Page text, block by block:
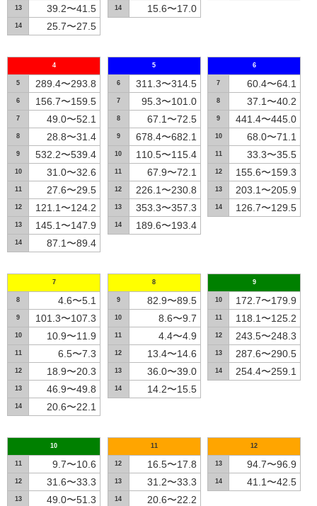
13 39.2〜41.5
14 25.7〜27.5
14 15.6〜17.0
4
5 289.4〜293.8
6 156.7〜159.5
7 49.0〜52.1
8 28.8〜31.4
9 532.2〜539.4
10 31.0〜32.6
11 27.6〜29.5
12 121.1〜124.2
13 145.1〜147.9
14 87.1〜89.4
5
6 311.3〜314.5
7 95.3〜101.0
8 67.1〜72.5
9 678.4〜682.1
10 110.5〜115.4
11 67.9〜72.1
12 226.1〜230.8
13 353.3〜357.3
14 189.6〜193.4
6
7 60.4〜64.1
8 37.1〜40.2
9 441.4〜445.0
10 68.0〜71.1
11 33.3〜35.5
12 155.6〜159.3
13 203.1〜205.9
14 126.7〜129.5
7
8 4.6〜5.1
9 101.3〜107.3
10 10.9〜11.9
11 6.5〜7.3
12 18.9〜20.3
13 46.9〜49.8
14 20.6〜22.1
8
9 82.9〜89.5
10 8.6〜9.7
11 4.4〜4.9
12 13.4〜14.6
13 36.0〜39.0
14 14.2〜15.5
9
10 172.7〜179.9
11 118.1〜125.2
12 243.5〜248.3
13 287.6〜290.5
14 254.4〜259.1
10
11 9.7〜10.6
12 31.6〜33.3
13 49.0〜51.3
11
12 16.5〜17.8
13 31.2〜33.3
14 20.6〜22.2
12
13 94.7〜96.9
14 41.1〜42.5